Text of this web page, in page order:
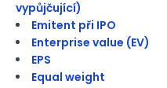
vypůjčující)
Emitent při IPO
Enterprise value (EV)
EPS
Equal weight